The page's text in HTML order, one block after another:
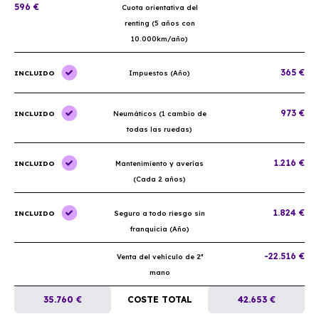
596 €
Cuota orientativa del
renting (5 años con
10.000km/año)
INCLUIDO Impuestos (Año) 365 €
INCLUIDO
Neumáticos (1 cambio de
todas las ruedas)
973 €
INCLUIDO
Mantenimiento y averías
(Cada 2 años)
1.216 €
INCLUIDO
Seguro a todo riesgo sin
franquicia (Año)
1.824 €
Venta del vehículo de 2ª
mano
-22.516 €
35.760 € COSTE TOTAL 42.653 €